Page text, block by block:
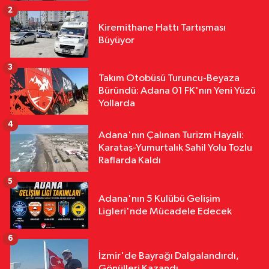
Altında Kaldı!
12:02Başkan Altıok Çalışmaları
Çevre
11:42Adana'nın Kavurucu
Kiremithane Hattı Tartışması
Büyüyor
2
Takım Otobüsü Turuncu-Beyaza
Büründü: Adana 01 FK'nın Yeni Yüzü
Yollarda
3
Adana'nın Çalınan Turizm Hayali:
Karataş-Yumurtalık Sahil Yolu Tozlu
Raflarda Kaldı
4
Adana'nın 5 Kulübü Gelişim
Ligleri'nde Mücadele Edecek
5
İzmir'de Bayrağı Dalgalandırdı,
6